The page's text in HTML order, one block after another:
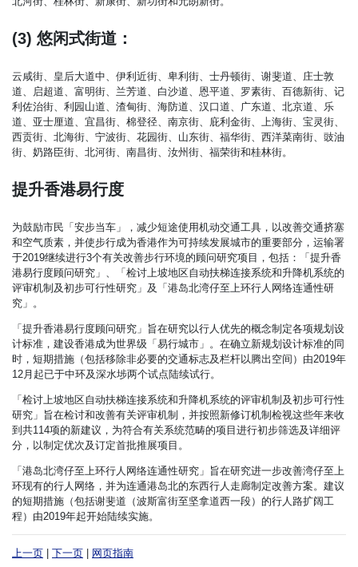
(3) 悠闲式街道：
云咸街、皇后大道中、伊利近街、卑利街、士丹顿街、谢斐道、庄士敦
道、启超道、富明街、兰芳道、白沙道、恩平道、罗素街、百德新街、记
利佐治街、利园山道、渣甸街、海防道、汉口道、广东道、北京道、乐
道、亚士厘道、宜昌街、棉登径、南京街、庇利金街、上海街、宝灵街、
西贡街、北海街、宁波街、花园街、山东街、福华街、西洋菜南街、豉油
街、奶路臣街、北河街、南昌街、汝州街、福荣街和桂林街。
提升香港易行度
为鼓励市民「安步当车」，减少短途使用机动交通工具，以改善交通挤塞
和空气质素，并使步行成为香港作为可持续发展城市的重要部分，运输署
于2019继续进行3个有关改善步行环境的顾问研究项目，包括：「提升香
港易行度顾问研究」、「检讨上坡地区自动扶梯连接系统和升降机系统的
评审机制及初步可行性研究」及「港岛北湾仔至上环行人网络连通性研
究」。
「提升香港易行度顾问研究」旨在研究以行人优先的概念制定各项规划设
计标准，建设香港成为世界级「易行城市」。在确立新规划设计标准的同
时，短期措施（包括移除非必要的交通标志及栏杆以腾出空间）由2019年
12月起已于中环及深水埗两个试点陆续试行。
「检讨上坡地区自动扶梯连接系统和升降机系统的评审机制及初步可行性
研究」旨在检讨和改善有关评审机制，并按照新修订机制检视这些年来收
到共114项的新建议，为符合有关系统范畴的项目进行初步筛选及详细评
分，以制定优次及订定首批推展项目。
「港岛北湾仔至上环行人网络连通性研究」旨在研究进一步改善湾仔至上
环现有的行人网络，并为连通港岛北的东西行人走廊制定改善方案。建议
的短期措施（包括谢斐道（波斯富街至坚拿道西一段）的行人路扩阔工
程）由2019年起开始陆续实施。
上一页 下一页 网页指南